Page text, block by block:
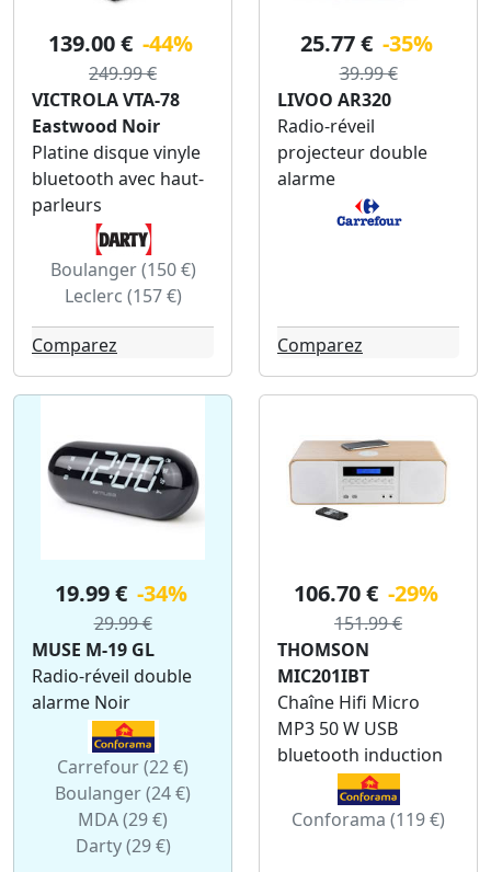
139.00 € -44%
249.99 €
VICTROLA VTA-78
Eastwood Noir
Platine disque vinyle
bluetooth avec haut-
parleurs
Boulanger (150 €)
Leclerc (157 €)
Comparez
25.77 € -35%
39.99 €
LIVOO AR320
Radio-réveil
projecteur double
alarme
Comparez
19.99 € -34%
29.99 €
MUSE M-19 GL
Radio-réveil double
alarme Noir
Carrefour (22 €)
Boulanger (24 €)
MDA (29 €)
Darty (29 €)
106.70 € -29%
151.99 €
THOMSON
MIC201IBT
Chaîne Hifi Micro
MP3 50 W USB
bluetooth induction
Conforama (119 €)